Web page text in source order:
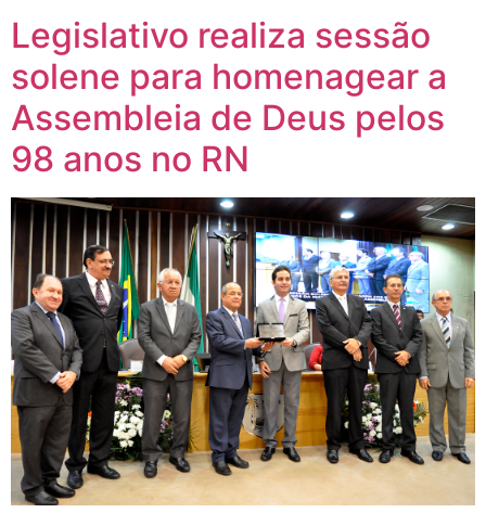
Legislativo realiza sessão
solene para homenagear a
Assembleia de Deus pelos
98 anos no RN